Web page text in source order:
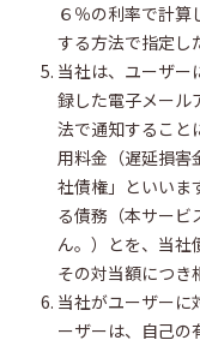
６％の利率で計
する方法で指定し
当社は、ユーザー
録した電子メール
法で通知すること
用料金（遅延損害
社債権」といいま
る債務（本サービ
ん。）とを、当社
その対当額につき
当社がユーザーに
ーザーは、自己の